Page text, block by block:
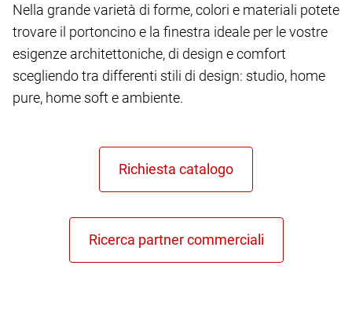
Nella grande varietà di forme, colori e materiali potete
trovare il portoncino e la finestra ideale per le vostre
esigenze architettoniche, di design e comfort
scegliendo tra differenti stili di design: studio, home
pure, home soft e ambiente.